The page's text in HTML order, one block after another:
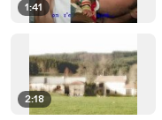
1:41
2:18